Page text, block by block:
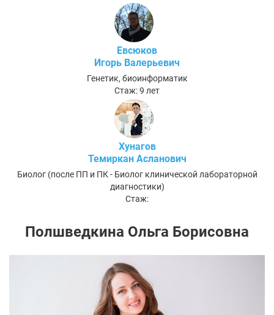
Евсюков
Игорь Валерьевич
Генетик, биоинформатик
Стаж: 9 лет
Хунагов
Темиркан Асланович
Биолог (после ПП и ПК - Биолог клинической лабораторной
диагностики)
Стаж:
Полшведкина Ольга Борисовна